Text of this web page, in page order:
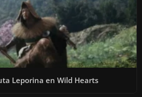
Leporina en Wild Hearts